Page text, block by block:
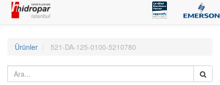
Ürünler 521-DA-125-0100-5210780